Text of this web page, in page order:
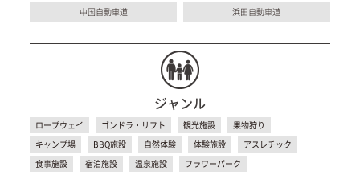
中国自動車道 浜田自動車道
ジャンル
ロープウェイ ゴンドラ・リフト 観光施設
果物狩り
キャンプ場
BBQ施設 自然体験 体験施設
アスレチック
食事施設
宿泊施設 温泉施設 フラワーパーク